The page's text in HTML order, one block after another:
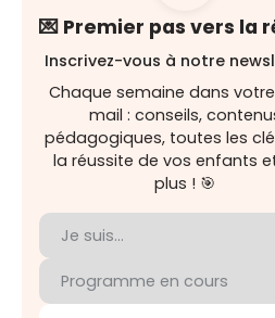
💌 Premier pas vers la
Inscrivez-vous à notre
Chaque semaine dans
mail : conseils,
pédagogiques, toutes les
la réussite de vos enfants
plus ! 🎯